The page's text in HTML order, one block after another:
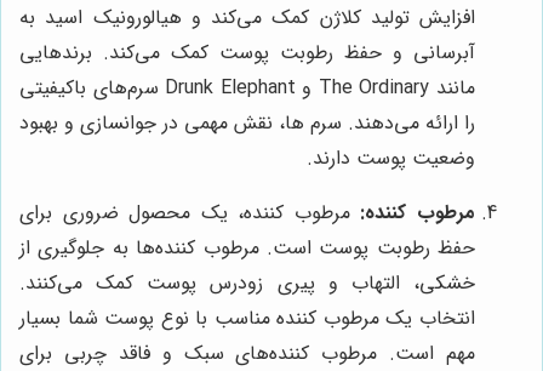
افزایش تولید کلاژن کمک می‌کند و هیالورونیک اسید به
آبرسانی و حفظ رطوبت پوست کمک می‌کند. برندهایی
مانند The Ordinary و Drunk Elephant سرم‌های باکیفیتی
را ارائه می‌دهند. سرم ها، نقش مهمی در جوانسازی و بهبود
وضعیت پوست دارند.
مرطوب کننده: مرطوب کننده، یک محصول ضروری برای
حفظ رطوبت پوست است. مرطوب کننده‌ها به جلوگیری از
خشکی، التهاب و پیری زودرس پوست کمک می‌کنند.
انتخاب یک مرطوب کننده مناسب با نوع پوست شما بسیار
مهم است. مرطوب کننده‌های سبک و فاقد چربی برای